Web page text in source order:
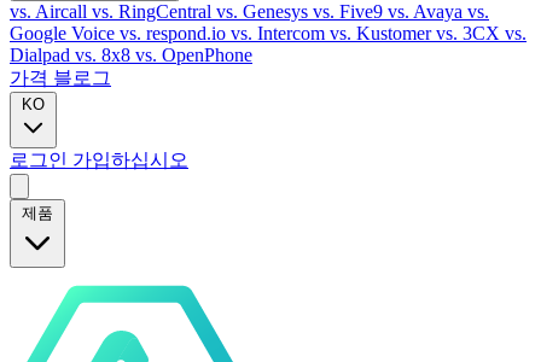
vs. Aircall vs. RingCentral vs. Genesys vs. Five9 vs. Avaya vs.
Google Voice vs. respond.io vs. Intercom vs. Kustomervs. 3CX vs.
Dialpad vs. 8x8 vs. OpenPhone
가격 블로그
KO
로그인 가입하십시오
제품